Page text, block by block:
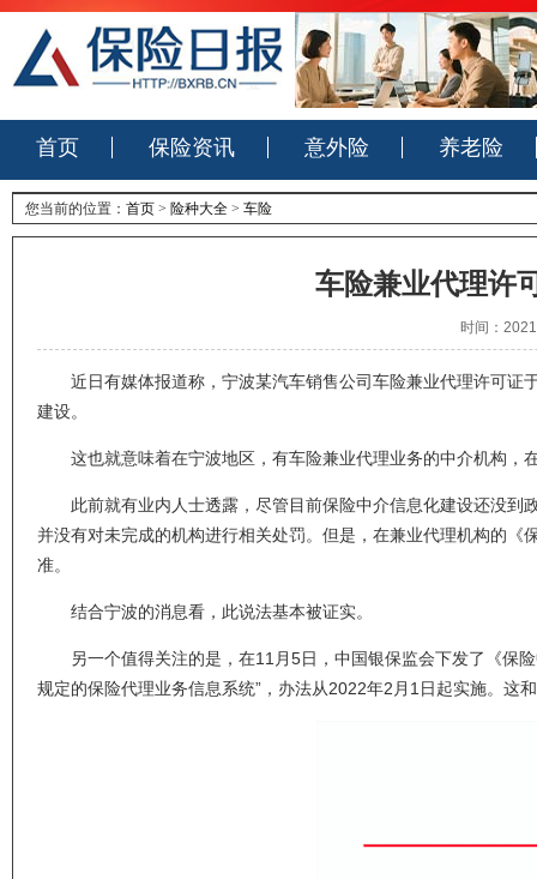
首页 保险资讯 意外险 养老险
您当前的位置： 首页 > 险种大全 > 车险
车险兼业代理许
时间：
近日有媒体报道称，宁波某汽车销售公司车险兼业代理许可证
建设。
这也就意味着在宁波地区，有车险兼业代理业务的中介机构，
此前就有业内人士透露，尽管目前保险中介信息化建设还没到
并没有对未完成的机构进行相关处罚。但是，在兼业代理机构的
准。
结合宁波的消息看，此说法基本被证实。
另一个值得关注的是，在11月5日，中国银保监会下发了《保险
规定的保险代理业务信息系统”，办法从2022年2月1日起实施。这